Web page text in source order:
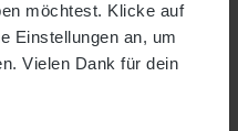
möchtest. Klicke auf
Einstellungen an, um
Vielen Dank für dein